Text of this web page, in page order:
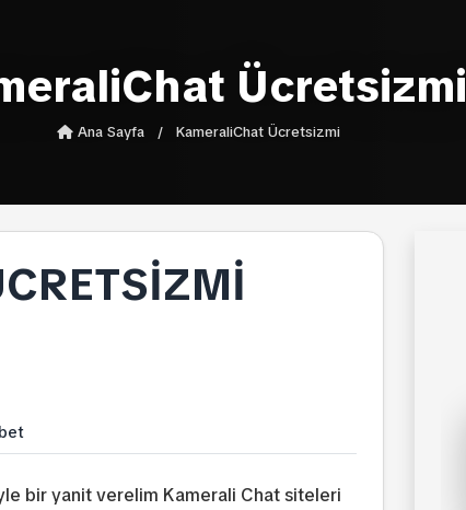
Ücretsizmi
Ana Sayfa / KameraliChat Ücretsizmi
bir yanit verelim Kamerali Chat siteleri